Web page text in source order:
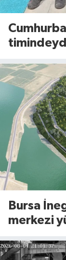
Bursa
merkezi
geri